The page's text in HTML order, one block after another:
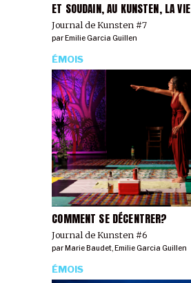
ET SOUDAIN, AU KUNSTEN, LA VIE
Journal de Kunsten #7
par Emilie Garcia Guillen
COMMENT SE DÉCENTRER?
Journal de Kunsten #6
ÉMOIS
parMarie Baudet,Emilie Garcia Guillen
ÉMOIS